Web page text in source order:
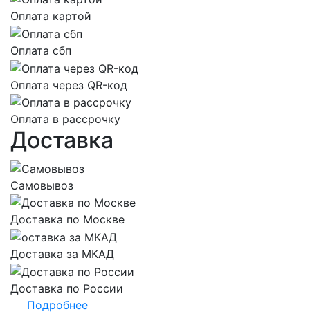
Оплата картой
Оплата сбп
Оплата через QR-код
Оплата в рассрочку
Доставка
Самовывоз
Доставка по Москве
Доставка за МКАД
Доставка по России
Подробнее